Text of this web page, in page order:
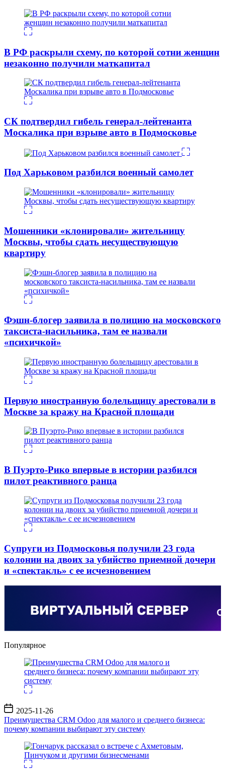
В РФ раскрыли схему, по которой сотни женщин
незаконно получили маткапитал
СК подтвердил гибель генерал-лейтенанта
Москалика при взрыве авто в Подмосковье
Под Харьковом разбился военный самолет
Мошенники «клонировали» жительницу
Москвы, чтобы сдать несуществующую
квартиру
Фэшн-блогер заявила в полицию на московского
таксиста-насильника, там ее назвали
«психичкой»
Первую иностранную болельщицу арестовали в
Москве за кражу на Красной площади
В Пуэрто-Рико впервые в истории разбился
пилот реактивного ранца
Супруги из Подмосковья получили 23 года
колонии на двоих за убийство приемной дочери
и «спектакль» с ее исчезновением
Популярное
Дата
записи
2025-11-26
Преимущества CRM Odoo для малого и среднего бизнеса:
почему компании выбирают эту систему